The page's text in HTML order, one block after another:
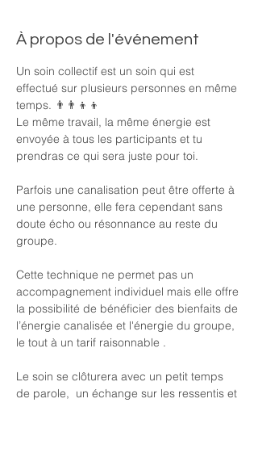
À propos de l'événement
Un soin collectif est un soin qui est
effectué sur plusieurs personnes en même
temps. 👨‍👨‍👦‍👦
Le même travail, la même énergie est
envoyée à tous les participants et tu
prendras ce qui sera juste pour toi.
Parfois une canalisation peut être offerte à
une personne, elle fera cependant sans
doute écho ou résonnance au reste du
groupe.
Cette technique ne permet pas un
accompagnement individuel mais elle offre
la possibilité de bénéficier des bienfaits de
l’énergie canalisée et l'énergie du groupe,
le tout à un tarif raisonnable .
Le soin se clôturera avec un petit temps
de parole,  un échange sur les ressentis et